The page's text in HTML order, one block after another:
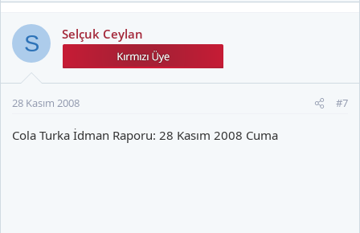
S Selçuk Ceylan
28 Kasım 2008 #7
Cola Turka İdman Raporu: 28 Kasım 2008 Cuma